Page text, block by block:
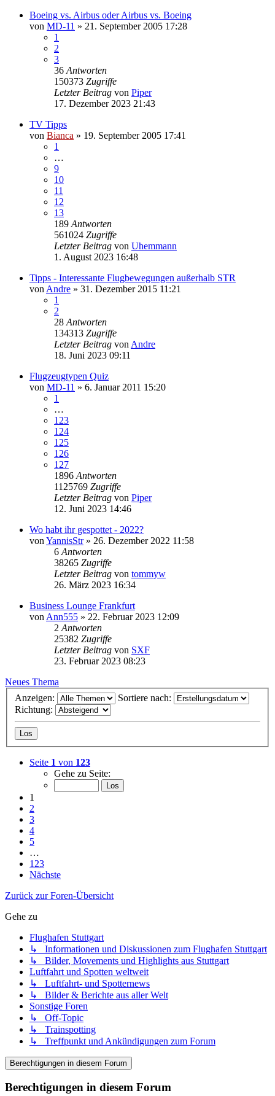
Boeing vs. Airbus oder Airbus vs. Boeing
von MD-11 » 21. September 2005 17:28
1
2
3
36 Antworten
150373 Zugriffe
Letzter Beitrag von Piper
17. Dezember 2023 21:43
TV Tipps
von Bianca » 19. September 2005 17:41
1
…
9
10
11
12
13
189 Antworten
561024 Zugriffe
Letzter Beitrag von Uhemmann
1. August 2023 16:48
Tipps - Interessante Flugbewegungen außerhalb STR
von Andre » 31. Dezember 2015 11:21
1
2
28 Antworten
134313 Zugriffe
Letzter Beitrag von Andre
18. Juni 2023 09:11
Flugzeugtypen Quiz
von MD-11 » 6. Januar 2011 15:20
1
…
123
124
125
126
127
1896 Antworten
1125769 Zugriffe
Letzter Beitrag von Piper
12. Juni 2023 14:46
Wo habt ihr gespottet - 2022?
von YannisStr» 26. Dezember 2022 11:58
6 Antworten
38265 Zugriffe
Letzter Beitrag von tommyw
26. März 2023 16:34
Business Lounge Frankfurt
von Ann555 » 22. Februar 2023 12:09
2 Antworten
25382 Zugriffe
Letzter Beitrag von SXF
23. Februar 2023 08:23
Neues Thema
Anzeigen:
Sortiere nach:
Richtung:
Seite 1 von 123
Gehe zu Seite:
1
2
3
4
5
…
123
Nächste
Zurück zur Foren-Übersicht
Gehe zu
Flughafen Stuttgart
↳ Informationen und Diskussionen zum Flughafen Stuttgart
↳ Bilder, Movements und Highlights aus Stuttgart
Luftfahrt und Spotten weltweit
↳ Luftfahrt- und Spotternews
↳ Bilder & Berichte aus aller Welt
Sonstige Foren
↳ Off-Topic
↳ Trainspotting
↳ Treffpunkt und Ankündigungen zum Forum
Berechtigungen in diesem Forum
Berechtigungen in diesem Forum